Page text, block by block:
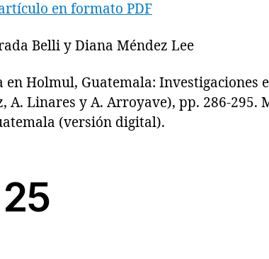
en formato PDF
Belli y Diana Méndez Lee
Holmul, Guatemala: Investigaciones
Linares y A. Arroyave), pp. 286-295.
(versión digital).
25